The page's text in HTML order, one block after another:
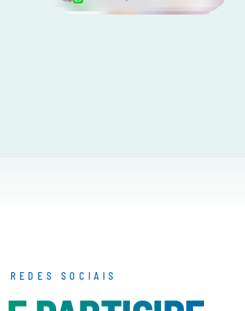
REDES SOCIAIS